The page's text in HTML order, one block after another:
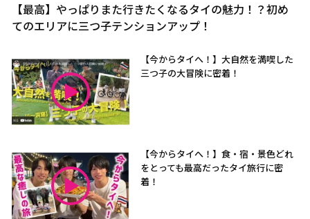
【最高】やっぱりまた行きたくなるタイの魅力！？初め
てのエリアに三つ子テンションアップ！
【今からタイへ！】大自然を満喫した
三つ子の大冒険に密着！
【今からタイへ！】食・宿・景色どれ
をとっても最高だったタイ旅行に密
着！